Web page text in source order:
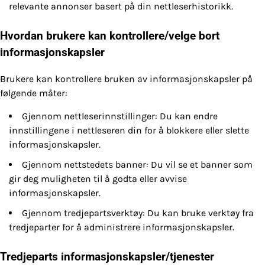
relevante annonser basert på din nettleserhistorikk.
Hvordan brukere kan kontrollere/velge bort
informasjonskapsler
Brukere kan kontrollere bruken av informasjonskapsler på
følgende måter:
Gjennom nettleserinnstillinger: Du kan endre
innstillingene i nettleseren din for å blokkere eller slette
informasjonskapsler.
Gjennom nettstedets banner: Du vil se et banner som
gir deg muligheten til å godta eller avvise
informasjonskapsler.
Gjennom tredjepartsverktøy: Du kan bruke verktøy fra
tredjeparter for å administrere informasjonskapsler.
Tredjeparts informasjonskapsler/tjenester